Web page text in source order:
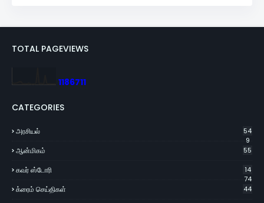
TOTAL PAGEVIEWS
1186711
CATEGORIES
அரசியல்
54
9
ஆன்மிகம் 55
கவர் ஸ்டோரி
14
74
க்ரைம் செய்திகள் 44